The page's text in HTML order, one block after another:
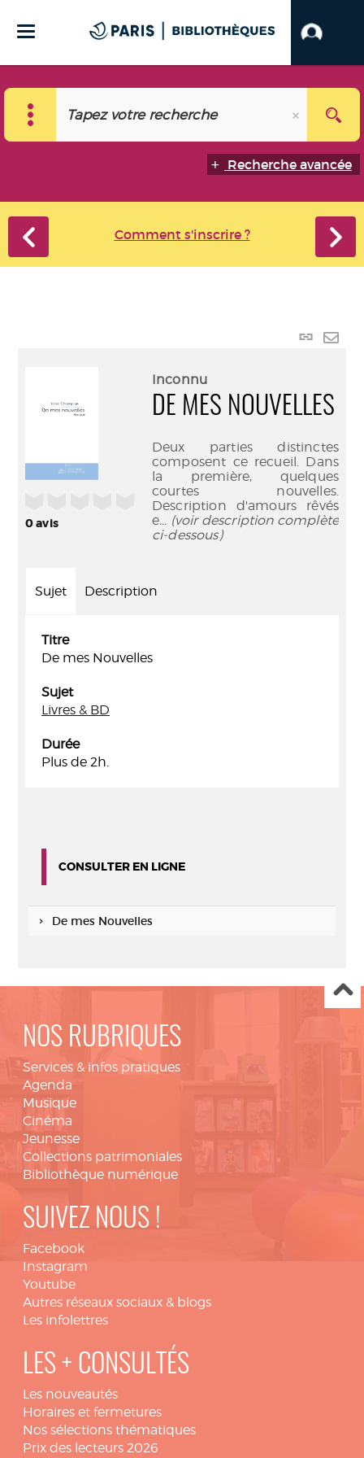
Recherche avancée
Comment s'inscrire ?
Lien
mail
0avis
Inconnu
DE MES NOUVELLES
Deux parties distinctes
composent ce recueil. Dans
la première, quelques
courtes nouvelles.
Description d'amours rêvés
e... (voir description complète
ci-dessous)
Sujet Description
Titre
De mes Nouvelles
Sujet
Livres & BD
Durée
Plus de 2h.
CONSULTER EN LIGNE
De mes Nouvelles
NOS RUBRIQUES
Services & infos pratiques
Agenda
Musique
Cinéma
Jeunesse
Collections patrimoniales
Bibliothèque numérique
SUIVEZ NOUS !
Facebook
Instagram
Youtube
Autres réseaux sociaux & blogs
Les infolettres
LES + CONSULTÉS
Les nouveautés
Horaires et fermetures
Nos sélections thématiques
Prix des lecteurs 2026